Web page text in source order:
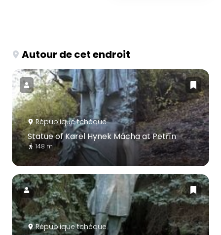
Autour de cet endroit
République tchèque
Statue of Karel Hynek Mácha at Petřín
148 m
République tchèque